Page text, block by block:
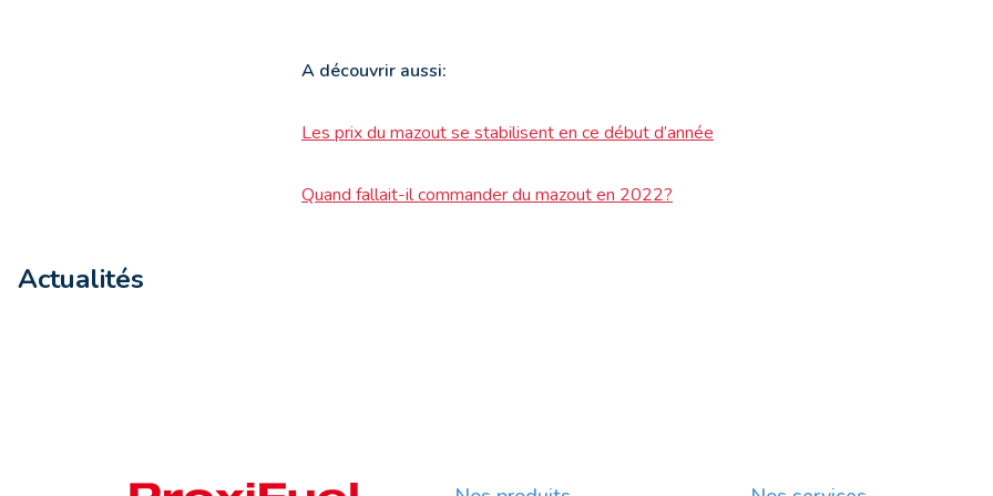
A découvrir aussi:
Les prix du mazout se stabilisent en ce début d’année
Quand fallait-il commander du mazout en 2022?
Actualités